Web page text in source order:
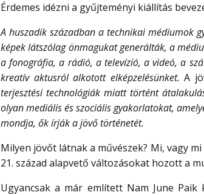
Érdemes idézni a gyűjteményi kiállítás
A huszadik században a technikai médiumok
képek látszólag önmagukat generálták, a
a fonográfia, a rádió, a televízió, a videó, a
kreatív aktusról alkotott elképzelésünket.A
terjesztési technológiák miatt történt
olyan mediális és szociális gyakorlatokat,
mondja, ők írják a jövő történetét.
Milyen jövőt látnak a művészek? Mi, vagy
21. század alapvető változásokat hozott a
Ugyancsak a már említett Nam June